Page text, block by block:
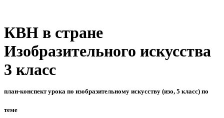
КВН в стране
Изобразительного искусства
3 класс
план-конспект урока по изобразительному искусству (изо, 5 класс) по
теме